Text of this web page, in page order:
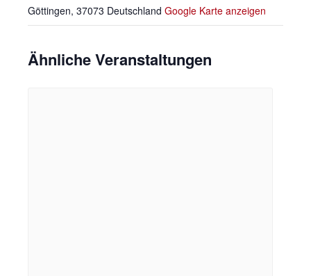
Göttingen, 37073 Deutschland Google Karte anzeigen
Ähnliche Veranstaltungen